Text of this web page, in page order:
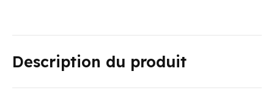
Description du produit